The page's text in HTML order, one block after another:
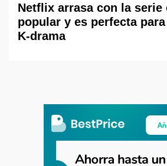
Netflix arrasa con la serie
popular y es perfecta
K-drama